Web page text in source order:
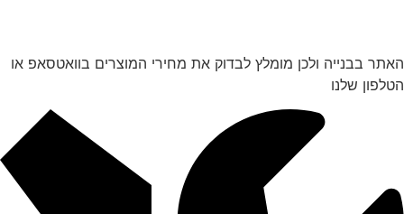
האתר בבנייה ולכן מומלץ לבדוק את מחירי המוצרים בוואטסאפ או
הטלפון שלנו